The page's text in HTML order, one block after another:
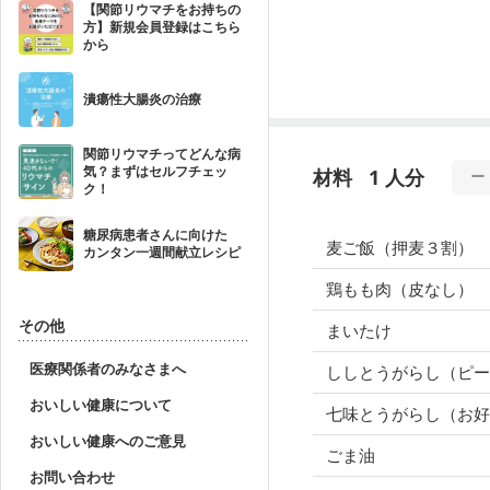
【関節リウマチをお持ちの
方】新規会員登録はこちら
から
潰瘍性大腸炎の治療
関節リウマチってどんな病
気？まずはセルフチェッ
ク！
糖尿病患者さんに向けた
カンタン一週間献立レシピ
その他
医療関係者のみなさまへ
おいしい健康について
おいしい健康へのご意見
お問い合わせ
材料 1 人分
麦ご飯（押麦３割）
鶏もも肉（皮なし）
まいたけ
ししとうがらし（ピ
七味とうがらし（お好
ごま油